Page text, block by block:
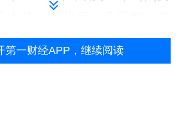
个千亿大关，尤其是2021年
都银行总资产直接从7683
区首家资产规模超万亿的
第一财经APP，继续阅读